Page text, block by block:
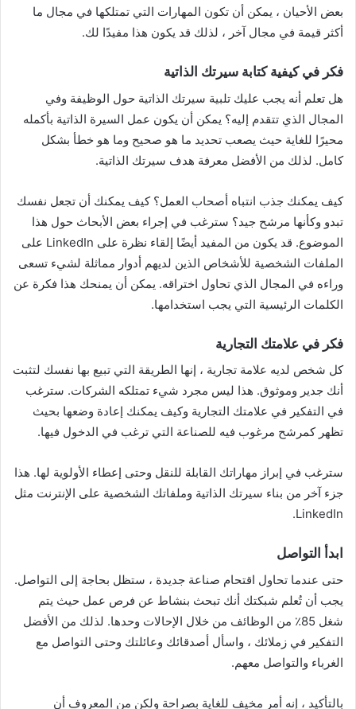
بعض الأحيان ، يمكن أن تكون المهارات التي تمتلكها في مجال ما
أكثر قيمة في مجال آخر ، لذلك قد يكون هذا مفيدًا لك.
فكر في كيفية كتابة سيرتك الذاتية
هل تعلم أنه يجب عليك تلبية سيرتك الذاتية حول الوظيفة وفي
المجال الذي تتقدم إليه؟ يمكن أن يكون عمل السيرة الذاتية بأكمله
محيرًا للغاية حيث يصعب تحديد ما هو صحيح وما هو خطأ بشكل
كامل. لذلك من الأفضل معرفة هدف سيرتك الذاتية.
كيف يمكنك جذب انتباه أصحاب العمل؟ كيف يمكنك أن تجعل نفسك
تبدو وكأنها مرشح جيد؟ سترغب في إجراء بعض الأبحاث حول هذا
الموضوع. قد يكون من المفيد أيضًا إلقاء نظرة على LinkedIn على
الملفات الشخصية للأشخاص الذين لديهم أدوار مماثلة لشيء تسعى
وراءه في المجال الذي تحاول اختراقه. يمكن أن يمنحك هذا فكرة عن
الكلمات الرئيسية التي يجب استخدامها.
فكر في علامتك التجارية
كل شخص لديه علامة تجارية ، إنها الطريقة التي تبيع بها نفسك لتثبت
أنك جدير وموثوق. هذا ليس مجرد شيء تمتلكه الشركات. سترغب
في التفكير في علامتك التجارية وكيف يمكنك إعادة وضعها بحيث
تظهر كمرشح مرغوب فيه للصناعة التي ترغب في الدخول فيها.
سترغب في إبراز مهاراتك القابلة للنقل وحتى إعطاء الأولوية لها. هذا
جزء آخر من بناء سيرتك الذاتية وملفاتك الشخصية على الإنترنت مثل
LinkedIn.
ابدأ التواصل
حتى عندما تحاول اقتحام صناعة جديدة ، ستظل بحاجة إلى التواصل.
يجب أن تُعلم شبكتك أنك تبحث بنشاط عن فرص عمل حيث يتم
شغل 85٪ من الوظائف من خلال الإحالات وحدها. لذلك من الأفضل
التفكير في زملائك ، واسأل أصدقائك وعائلتك وحتى التواصل مع
الغرباء والتواصل معهم.
بالتأكيد ، إنه أمر مخيف للغاية بصراحة ولكن من المعروف أن